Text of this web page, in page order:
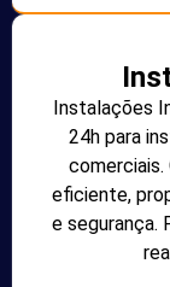
Instalações
24h para
comerciais.
eficiente,
e segurança.